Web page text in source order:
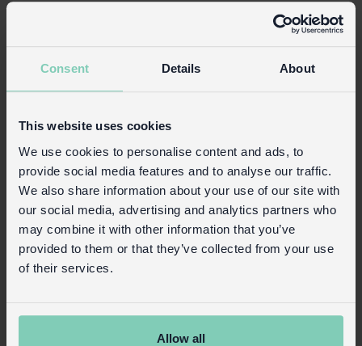
Consent Details About
This website uses cookies
We use cookies to personalise content and ads, to
provide social media features and to analyse our traffic.
We also share information about your use of our site with
our social media, advertising and analytics partners who
may combine it with other information that you’ve
provided to them or that they’ve collected from your use
of their services.
Allow all
Code: 30067